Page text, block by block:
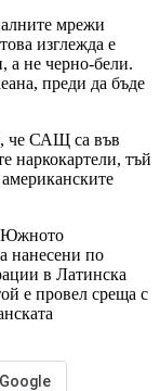
мрежи
изглежда е
а не черно-бели.
преди да бъде
че САЩ са във
наркокартели, тъй
Южното
нанесени по
в Латинска
е провел среща с